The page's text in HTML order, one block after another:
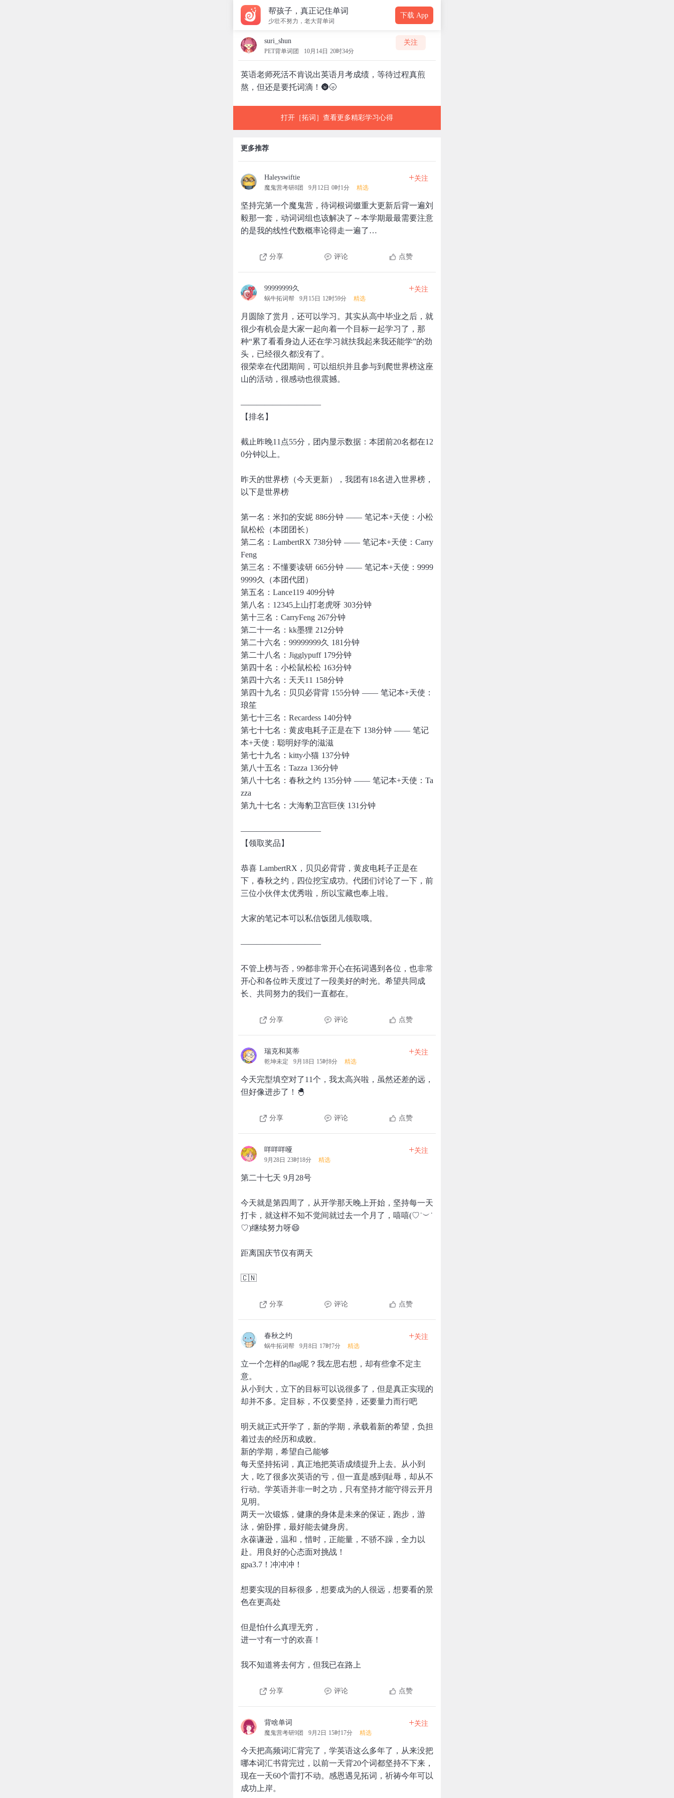
帮孩子，真正记住单词
少壮不努力，老大背单词
下载 App
suri_shun
PET背单词团 10月14日 20时34分
关注
英语老师死活不肯说出英语月考成绩，等待过程真煎
熬，但还是要托词滴！🌚🌝
打开［拓词］查看更多精彩学习心得
更多推荐
Haleyswiftie
魔鬼营考研8团 9月12日 0时1分 精选
+关注
坚持完第一个魔鬼营，待词根词缀重大更新后背一遍刘
毅那一套，动词词组也该解决了～本学期最最需要注意
的是我的线性代数概率论得走一遍了…
分享 评论 点赞
99999999久
蜗牛拓词帮 9月15日 12时59分 精选
+关注
月圆除了赏月，还可以学习。其实从高中毕业之后，就
很少有机会是大家一起向着一个目标一起学习了，那
种“累了看看身边人还在学习就扶我起来我还能学”的劲
头，已经很久都没有了。
很荣幸在代团期间，可以组织并且参与到爬世界榜这座
山的活动，很感动也很震撼。
——————————
【排名】
截止昨晚11点55分，团内显示数据：本团前20名都在12
0分钟以上。
昨天的世界榜（今天更新），我团有18名进入世界榜，
以下是世界榜
第一名：米扣的安妮 886分钟 —— 笔记本+天使：小松
鼠松松（本团团长）
第二名：LambertRX 738分钟 —— 笔记本+天使：Carry
Feng
第三名：不懂要读研 665分钟 —— 笔记本+天使：9999
9999久（本团代团）
第五名：Lance119 409分钟
第八名：12345上山打老虎呀 303分钟
第十三名：CarryFeng 267分钟
第二十一名：kk墨狸 212分钟
第二十六名：99999999久 181分钟
第二十八名：Jigglypuff 179分钟
第四十名：小松鼠松松 163分钟
第四十六名：天天11 158分钟
第四十九名：贝贝必背背 155分钟 —— 笔记本+天使：
琅笙
第七十三名：Recardess 140分钟
第七十七名：黄皮电耗子正是在下 138分钟 —— 笔记
本+天使：聪明好学的滋滋
第七十九名：kitty小猫 137分钟
第八十五名：Tazza 136分钟
第八十七名：春秋之约 135分钟 —— 笔记本+天使：Ta
zza
第九十七名：大海豹卫宫巨侠 131分钟
——————————
【领取奖品】
恭喜 LambertRX，贝贝必背背，黄皮电耗子正是在
下，春秋之约，四位挖宝成功。代团们讨论了一下，前
三位小伙伴太优秀啦，所以宝藏也奉上啦。
大家的笔记本可以私信饭团儿领取哦。
——————————
不管上榜与否，99都非常开心在拓词遇到各位，也非常
开心和各位昨天度过了一段美好的时光。希望共同成
长、共同努力的我们一直都在。
分享 评论 点赞
瑞克和莫蒂
乾坤未定 9月18日 15时8分 精选
+关注
今天完型填空对了11个，我太高兴啦，虽然还差的远，
但好像进步了！🐣
分享 评论 点赞
咩咩咩哑
9月28日 23时18分 精选
+关注
第二十七天 9月28号
今天就是第四周了，从开学那天晚上开始，坚持每一天
打卡，就这样不知不觉间就过去一个月了，嘻嘻(♡˙︶˙
♡)继续努力呀😄
距离国庆节仅有两天
🇨🇳
分享 评论 点赞
春秋之约
蜗牛拓词帮 9月8日 17时7分 精选
+关注
立一个怎样的flag呢？我左思右想，却有些拿不定主
意。
从小到大，立下的目标可以说很多了，但是真正实现的
却并不多。定目标，不仅要坚持，还要量力而行吧
明天就正式开学了，新的学期，承载着新的希望，负担
着过去的经历和成败。
新的学期，希望自己能够
每天坚持拓词，真正地把英语成绩提升上去。从小到
大，吃了很多次英语的亏，但一直是感到耻辱，却从不
行动。学英语并非一时之功，只有坚持才能守得云开月
见明。
两天一次锻炼，健康的身体是未来的保证，跑步，游
泳，俯卧撑，最好能去健身房。
永葆谦逊，温和，惜时，正能量，不骄不躁，全力以
赴。用良好的心态面对挑战！
gpa3.7！冲冲冲！
想要实现的目标很多，想要成为的人很远，想要看的景
色在更高处
但是怕什么真理无穷，
进一寸有一寸的欢喜！
我不知道将去何方，但我已在路上
分享 评论 点赞
背啥单词
魔鬼营考研9团 9月2日 15时17分 精选
+关注
今天把高频词汇背完了，学英语这么多年了，从来没把
哪本词汇书背完过，以前一天背20个词都坚持不下来，
现在一天60个雷打不动。感恩遇见拓词，祈祷今年可以
成功上岸。